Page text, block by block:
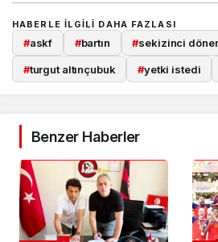
HABERLE ILGILI DAHA FAZLASI
#askf #bartın #sekizinci
#turgut altınçubuk #yetki istedi
Benzer Haberler